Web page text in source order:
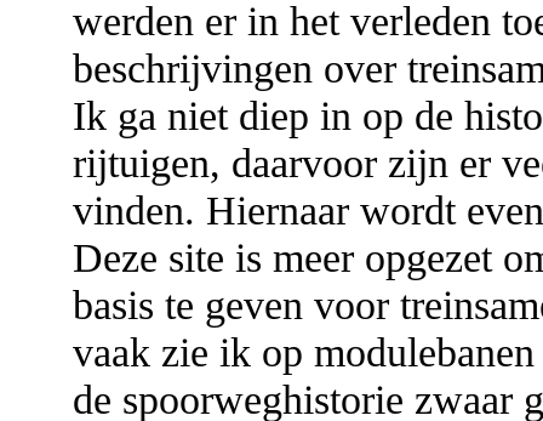
werden er in het verleden
beschrijvingen over
Ik ga niet diep in op de
rijtuigen, daarvoor zijn er
vinden. Hiernaar wordt
Deze site is meer opgezet
basis te geven voor
vaak zie ik op
de spoorweghistorie zwaar